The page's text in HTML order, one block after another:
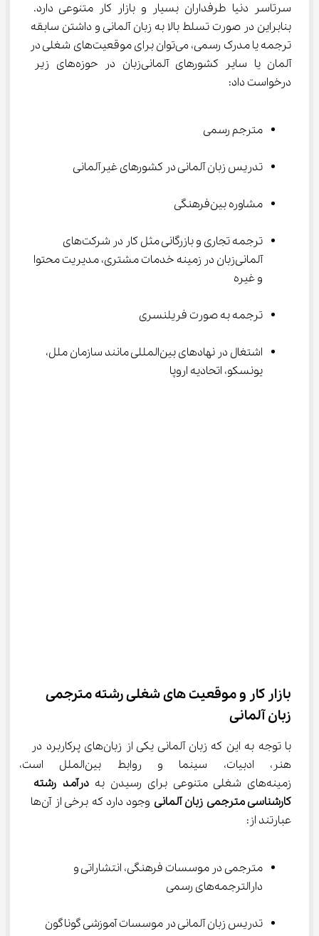
سرتاسر دنیا طرفداران بسیار و بازار کار متنوعی دارد.
بنابراین در صورت تسلط بالا به زبان آلمانی و داشتن سابقه
ترجمه یا مدرک رسمی، می‌توان برای موقعیت‌های شغلی در
آلمان یا سایر کشورهای آلمانی‌زبان در حوزه‌های زیر
درخواست داد:
مترجم رسمی
تدریس زبان آلمانی در کشورهای غیرآلمانی
مشاوره بین‌فرهنگی
ترجمه تجاری و بازرگانی مثل کار در شرکت‌های
آلمانی‌زبان در زمینه خدمات مشتری، مدیریت محتوا
و غیره
ترجمه به صورت فریلنسری
اشتغال در نهادهای بین‌المللی مانند سازمان ملل،
یونسکو، اتحادیه اروپا
بازار کار و موقعیت های شغلی رشته مترجمی
زبان آلمانی
با توجه به این که زبان آلمانی یکی از زبان‌های پرکاربرد در
هنر، ادبیات، سینما و روابط
زمینه‌های شغلی متنوعی برای رسیدن به
درآمد رشته
کارشناسی مترجمی زبان آلمانی
وجود دارد که برخی از آن‌ها
عبارتند از:
مترجمی در موسسات فرهنگی، انتشاراتی و
دارالترجمه‌های رسمی
تدریس زبان آلمانی در موسسات آموزشی گوناگون